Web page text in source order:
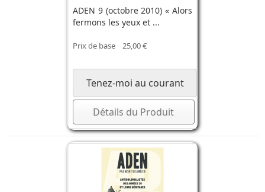
ADEN 9 (octobre 2010) « Alors
fermons les yeux et ...
Prix de base 25,00 €
Tenez-moi au courant
Détails du Produit